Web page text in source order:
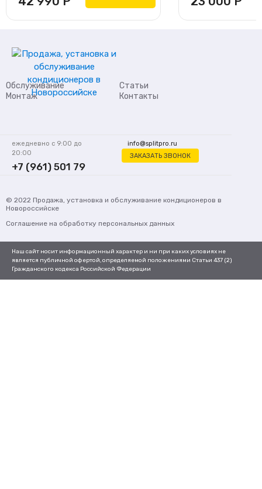
Обслуживание
Монтаж
Статьи
Контакты
info@splitpro.ru
ЗАКАЗАТЬ ЗВОНОК
ежедневно с 9:00 до
20:00
+7 (961) 501 79
© 2022 Продажа, установка и обслуживание кондиционеров в
Новороссийске
Соглашение на обработку персональных данных
Наш сайт носит информационный характер и ни при каких условиях не
является публичной офертой, определяемой положениями Статьи 437 (2)
Гражданского кодекса Российской Федерации